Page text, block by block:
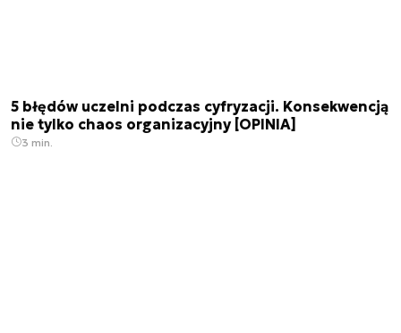
5 błędów uczelni podczas cyfryzacji. Konsekwencją
nie tylko chaos organizacyjny [OPINIA]
3 min.